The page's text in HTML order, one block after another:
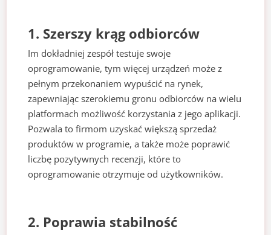
1. Szerszy krąg odbiorców
Im dokładniej zespół testuje swoje
oprogramowanie, tym więcej urządzeń może z
pełnym przekonaniem wypuścić na rynek,
zapewniając szerokiemu gronu odbiorców na wielu
platformach możliwość korzystania z jego aplikacji.
Pozwala to firmom uzyskać większą sprzedaż
produktów w programie, a także może poprawić
liczbę pozytywnych recenzji, które to
oprogramowanie otrzymuje od użytkowników.
2. Poprawia stabilność